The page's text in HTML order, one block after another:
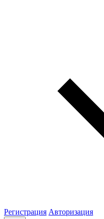
Регистрация Авторизация